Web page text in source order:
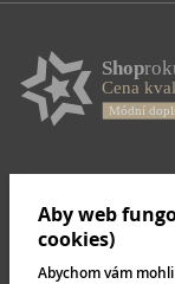
Aby web
cookies)
Abychom vám